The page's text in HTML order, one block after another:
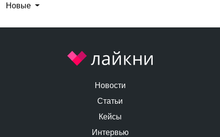
Новые
Новости
Статьи
Кейсы
Интервью